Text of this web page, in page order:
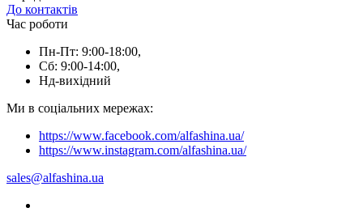
До контактів
Час роботи
Пн-Пт: 9:00-18:00,
Сб: 9:00-14:00,
Нд-вихідний
Ми в соціальних мережах:
https://www.facebook.com/alfashina.ua/
https://www.instagram.com/alfashina.ua/
sales@alfashina.ua